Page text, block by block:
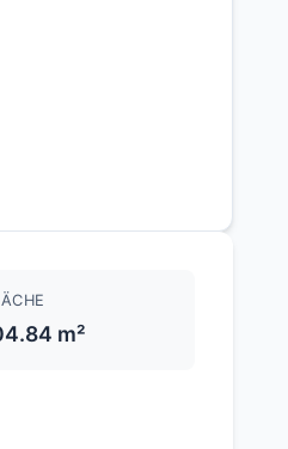
m²